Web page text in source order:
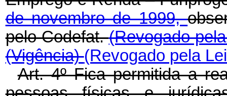
de novembro de 1999,
pelo Codefat.(Revogado
(Vigência)(Revogado pela
Art. 4º Fica permitida a